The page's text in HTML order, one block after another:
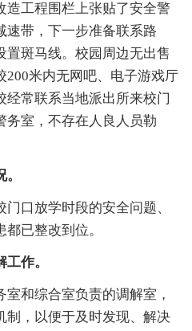
造工程围栏上张贴了安全警
速带，下一步准备联系路
置斑马线。校园周边无出售
200米内无网吧、电子游戏厅
常联系当地派出所来校门
务室，不存在人良人员勒
口放学时段的安全问题、
已整改到位。
作。
和综合室负责的调解室，
制，以便于及时发现、解决